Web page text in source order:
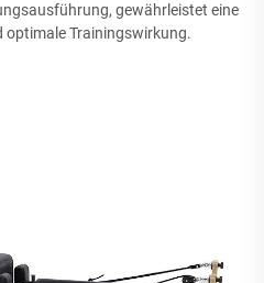
gewährleistet eine
optimale Trainingswirkung.